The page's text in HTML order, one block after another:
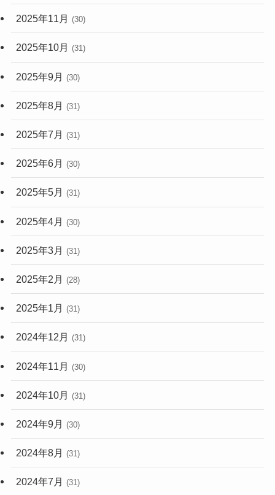
2025年11月 (30)
2025年10月 (31)
2025年9月 (30)
2025年8月 (31)
2025年7月 (31)
2025年6月 (30)
2025年5月 (31)
2025年4月 (30)
2025年3月 (31)
2025年2月 (28)
2025年1月 (31)
2024年12月 (31)
2024年11月 (30)
2024年10月 (31)
2024年9月 (30)
2024年8月 (31)
2024年7月 (31)